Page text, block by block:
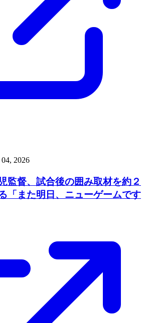
2026
監督、試合後の囲み取材を約２
「また明日、ニューゲームです